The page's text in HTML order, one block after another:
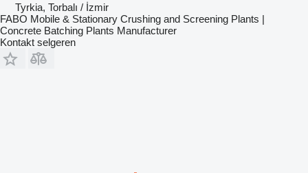
Tyrkia, Torbalı / İzmir
FABO Mobile & Stationary Crushing and Screening Plants |
Concrete Batching Plants Manufacturer
Kontakt selgeren